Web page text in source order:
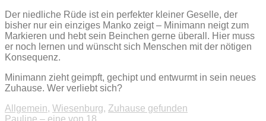
Der niedliche Rüde ist ein perfekter kleiner Geselle, der
bisher nur ein einziges Manko zeigt – Minimann neigt zum
Markieren und hebt sein Beinchen gerne überall. Hier muss
er noch lernen und wünscht sich Menschen mit der nötigen
Konsequenz.
Minimann zieht geimpft, gechipt und entwurmt in sein neues
Zuhause. Wer verliebt sich?
Allgemein, Wiesenburg, Zuhause gefunden
Pauline – eine von 18